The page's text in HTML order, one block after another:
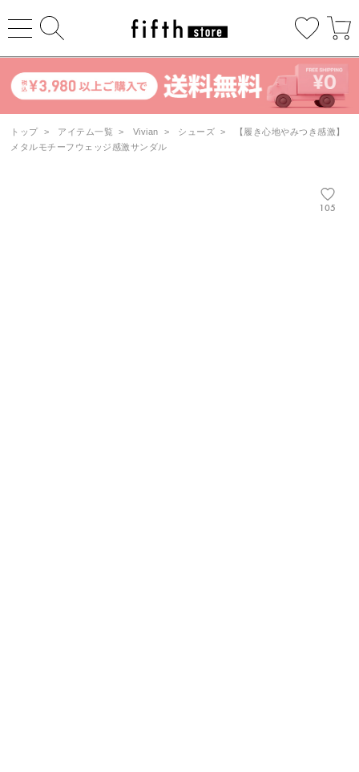
トップ > アイテム一覧 > Vivian > シューズ >
【履き心地やみつき感激】
メタルモチーフウェッジ感激サンダル
105